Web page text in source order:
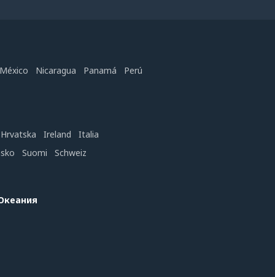
México Nicaragua Panamá Perú
Hrvatska Ireland
Italia
Suomi Schweiz